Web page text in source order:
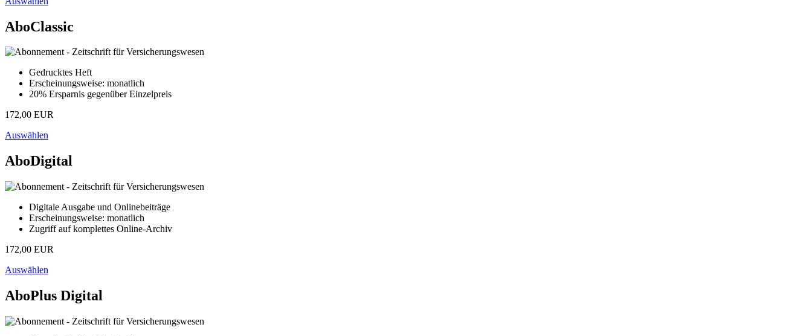
AboClassic
Gedrucktes Heft
Erscheinungsweise: monatlich
20% Ersparnis gegenüber Einzelpreis
172,00 EUR
Auswählen
AboDigital
Digitale Ausgabe und Onlinebeiträge
Erscheinungsweise: monatlich
Zugriff auf komplettes Online-Archiv
172,00 EUR
Auswählen
AboPlus Digital